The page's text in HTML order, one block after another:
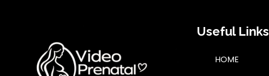
Useful Links
HOME